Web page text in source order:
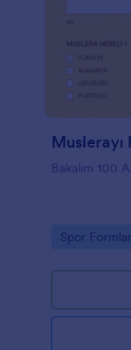
Muslerayı
Bakalım 100
Go to
Spor